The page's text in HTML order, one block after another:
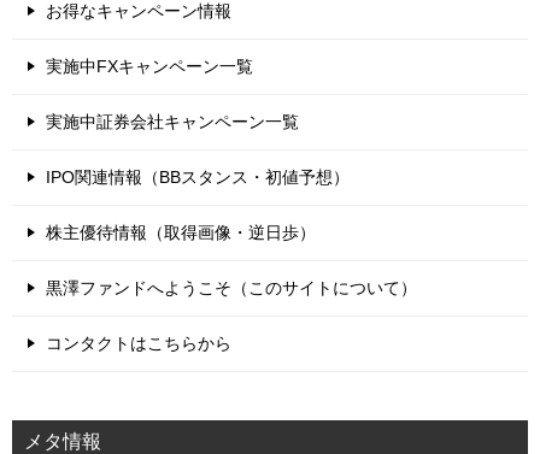
お得なキャンペーン情報
実施中FXキャンペーン一覧
実施中証券会社キャンペーン一覧
IPO関連情報（BBスタンス・初値予想）
株主優待情報（取得画像・逆日歩）
黒澤ファンドへようこそ（このサイトについて）
コンタクトはこちらから
メタ情報